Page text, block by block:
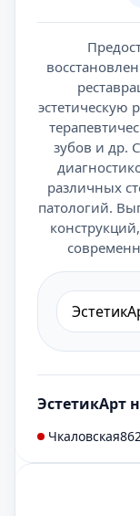
эстетическую
зубов и др.
различных
патологий.
ЭстетикАрт
Чкаловская